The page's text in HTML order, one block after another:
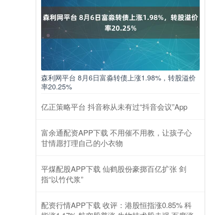
森利网平台 8月6日富淼转债上涨1.98%，转股溢价
率20.25%
亿正策略平台 抖音称从未有过“抖音会议”App
富余通配资APP下载 不用催不用教，让孩子心
甘情愿打理自己的小衣物
平煤配股APP下载 仙鹤股份豪掷百亿扩张 剑
指“以竹代浆”
配资行情APP下载 收评：港股恒指涨0.85% 科